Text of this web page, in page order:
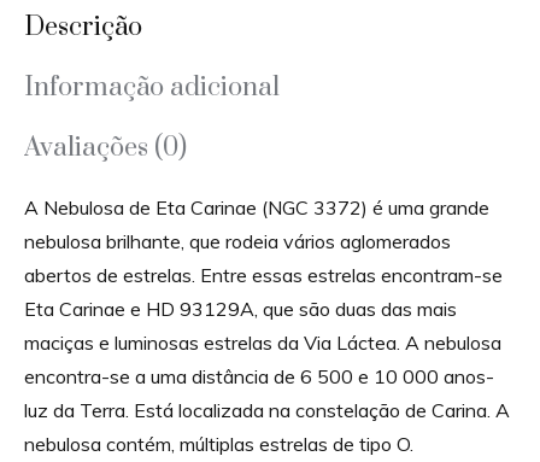
Descrição
Informação adicional
Avaliações (0)
A Nebulosa de Eta Carinae (NGC 3372) é uma grande
nebulosa brilhante, que rodeia vários aglomerados
abertos de estrelas. Entre essas estrelas encontram-se
Eta Carinae e HD 93129A, que são duas das mais
maciças e luminosas estrelas da Via Láctea. A nebulosa
encontra-se a uma distância de 6 500 e 10 000 anos-
luz da Terra. Está localizada na constelação de Carina. A
nebulosa contém, múltiplas estrelas de tipo O.